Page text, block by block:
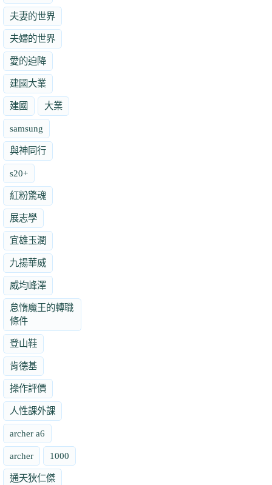
夫妻的世界
夫婦的世界
愛的迫降
建國大業
建國 大業
samsung
與神同行
s20+
紅粉驚魂
展志學
宜雄玉潤
九揚華威
威均峰澤
怠惰魔王的轉職
條件
登山鞋
肯德基
操作評價
人性課外課
archer a6
archer 1000
通天狄仁傑